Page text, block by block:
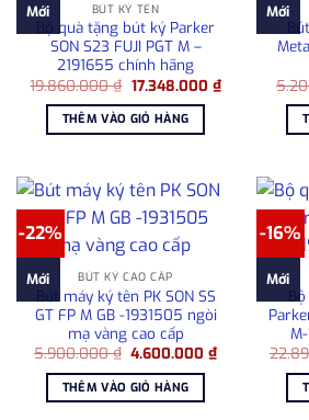
Mới BÚT KÝ TÊN
Bộ quà tặng bút ký Parker
SON S23 FUJI PGT M –
2191655 chính hãng
19.860.000₫ Giá
là:
19.860.000 ₫.
17.348.000 ₫Giá
hiện
17.348.000
THÊM VÀO GIỎ HÀNG
Mới
-22%
Mới BÚT KÝ CAO CẤP
Bút máy ký tên PK SON SS
GT FP M GB -1931505 ngòi
mạ vàng cao cấp
5.900.000₫ Giá
là:
5.900.000 ₫.
4.600.000₫Giá
hiện
4.600.000 ₫.
THÊM VÀO GIỎ HÀNG
-16%
Mới